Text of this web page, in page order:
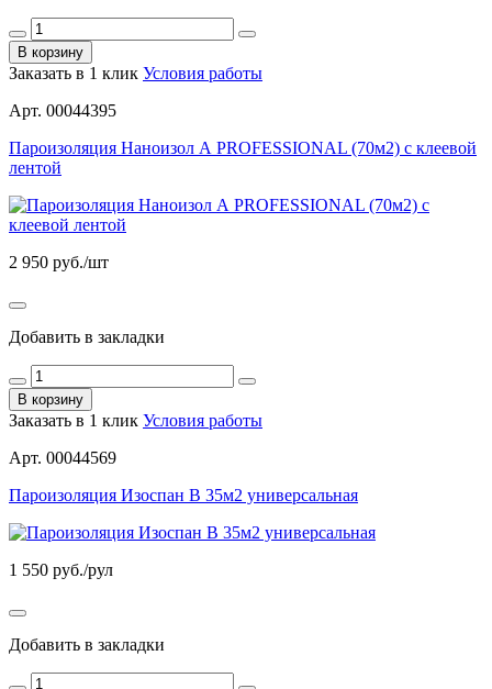
В корзину
Заказать в 1 клик Условия работы
Арт. 00044395
Пароизоляция Наноизол А PROFESSIONAL (70м2) с клеевой
лентой
2 950 руб./шт
Добавить в закладки
В корзину
Заказать в 1 клик Условия работы
Арт. 00044569
Пароизоляция Изоспан В 35м2 универсальная
1 550 руб./рул
Добавить в закладки